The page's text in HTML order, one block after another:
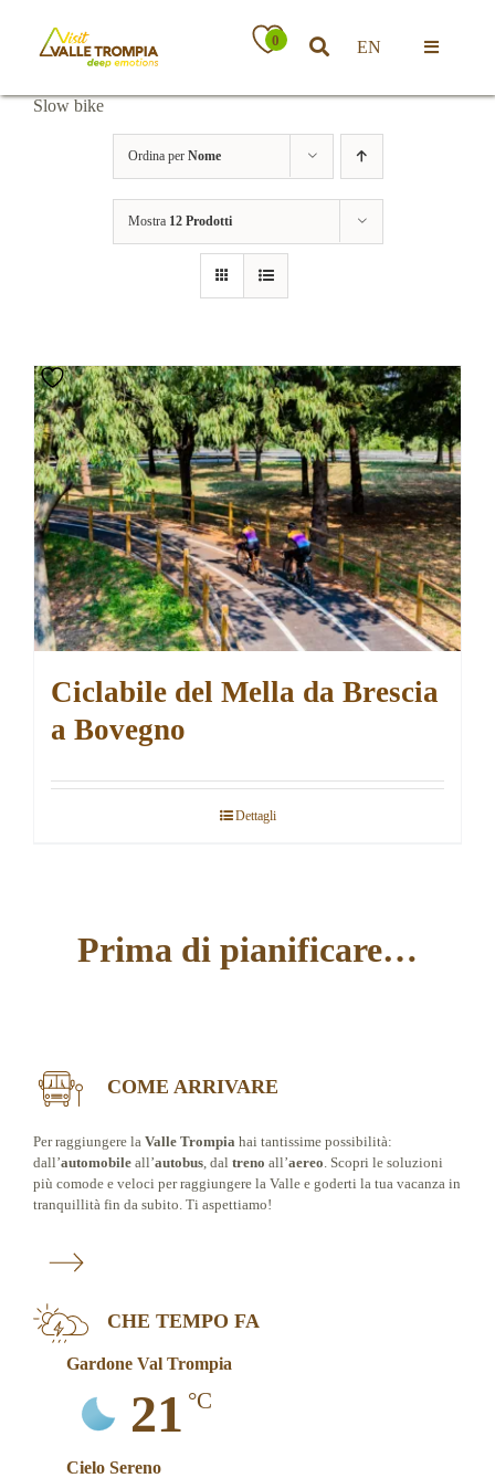
contenuto
0 EN
Toggle
Eventi
Slow bike
Ordina per Nome
Mostra 12 Prodotti
Ciclabile del Mella da Brescia
a Bovegno
Dettagli
Prima di pianificare…
COME ARRIVARE
Per raggiungere la Valle Trompia hai tantissime possibilità:
dall’automobileall’autobus, dal treno all’aereo . Scopri le soluzioni
più comode e veloci per raggiungere la Valle e goderti la tua vacanza in
tranquillità fin da subito. Ti aspettiamo!
CHE TEMPO FA
Gardone Val Trompia
21 °C
Cielo Sereno